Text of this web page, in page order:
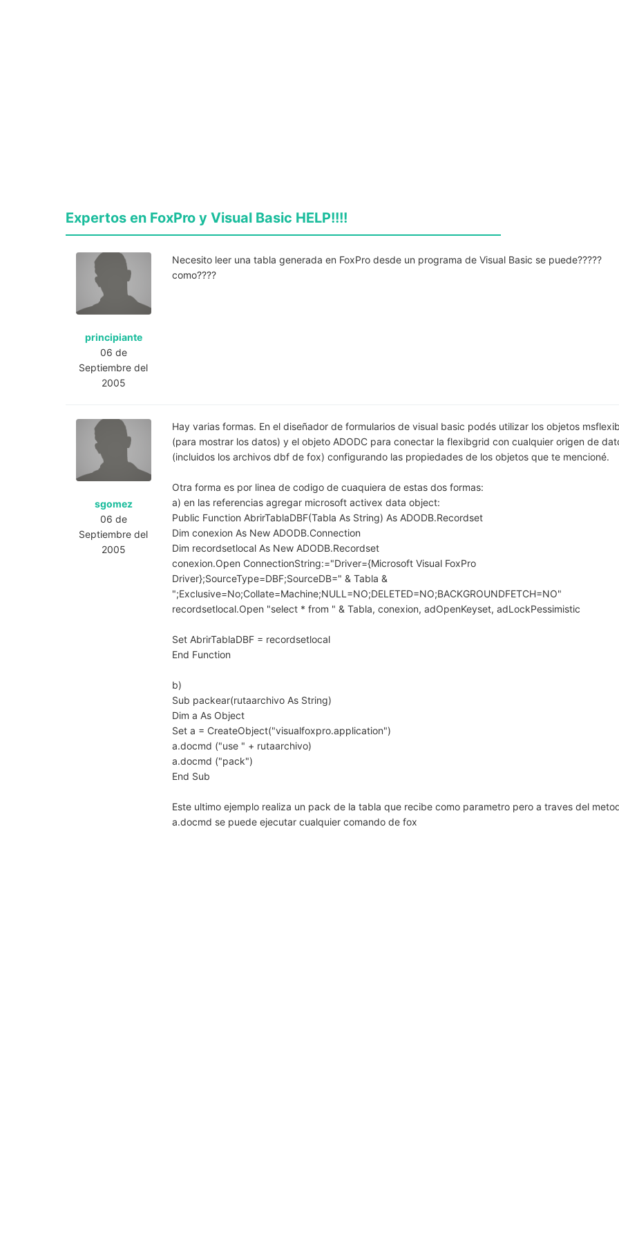
Expertos en FoxPro y Visual Basic HELP!!!!
principiante
06 de
Septiembre del
2005
Necesito leer una tabla generada en FoxPro desde un programa de Visual Basic se puede?????
como????
sgomez
06 de
Septiembre del
2005
Hay varias formas. En el diseñador de formularios de visual basic podés utilizar los objetos
(para mostrar los datos) y el objeto ADODC para conectar la flexibgrid con cualquier origen de
(incluidos los archivos dbf de fox) configurando las propiedades de los objetos que te mencioné.
Otra forma es por linea de codigo de cuaquiera de estas dos formas:
a) en las referencias agregar microsoft activex data object:
Public Function AbrirTablaDBF(Tabla As String) As ADODB.Recordset
Dim conexion As New ADODB.Connection
Dim recordsetlocal As New ADODB.Recordset
conexion.Open ConnectionString:="Driver={Microsoft Visual FoxPro
Driver};SourceType=DBF;SourceDB=" & Tabla &
";Exclusive=No;Collate=Machine;NULL=NO;DELETED=NO;BACKGROUNDFETCH=NO"
recordsetlocal.Open "select * from " & Tabla, conexion, adOpenKeyset, adLockPessimistic
Set AbrirTablaDBF = recordsetlocal
End Function
b)
Sub packear(rutaarchivo As String)
Dim a As Object
Set a = CreateObject("visualfoxpro.application")
a.docmd ("use " + rutaarchivo)
a.docmd ("pack")
End Sub
Este ultimo ejemplo realiza un pack de la tabla que recibe como parametro pero a traves del
a.docmd se puede ejecutar cualquier comando de fox